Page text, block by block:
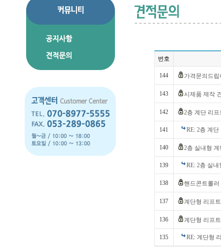
번호
144 가격문의드
143 시제품 제작
142 2층 계단 리
141 RE: 2층 계
140 2층 실내형
139 RE: 2층 실
138 핸드콘트롤
137 계단형 리프
136 계단형 리프트
135 RE: 계단형